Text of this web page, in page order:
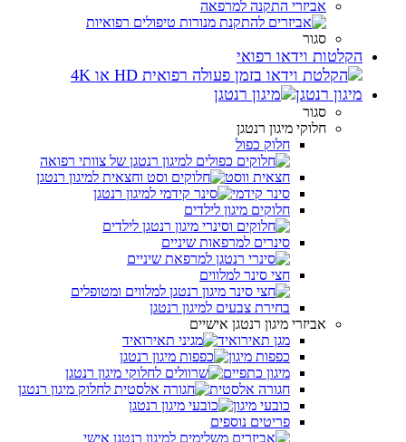
אביזרי התקנה למרפאה
סגור
הקלטות וידאו רפואי
מיגון רנטגן
סגור
חלוקי מיגון רנטגן
חלוק כפול
חצאית ווסט
סינר קידמי
חלוקים מיגון לילדים
סינרים למרפאות שיניים
חצי סינר למלווים
בחירת צבעים למיגון רנטגן
אביזרי מיגון רנטגן אישיים
מגן תאירואיד
כפפות מיגון
מיגון כתפיים
חגורה אלסטית
כובעי מיגון
פריטים נוספים